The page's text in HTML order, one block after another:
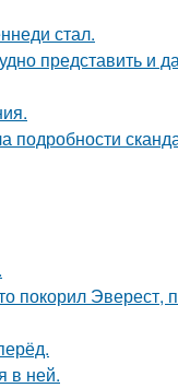
стал.
представить и
покорил Эверест,
в ней.